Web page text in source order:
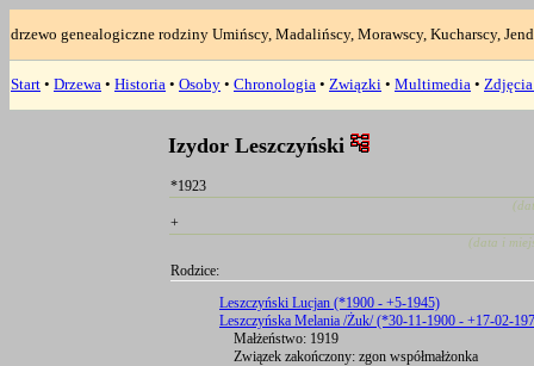
drzewo genealogiczne rodziny Umińscy, Madalińscy, Morawscy, Kucharscy,
Start • Drzewa • Historia • Osoby • Chronologia • Związki • Multimedia •
Izydor Leszczyński
*1923
+
(data i
Rodzice:
Leszczyński Lucjan (*1900 - +5-1945)
Leszczyńska Melania /Żuk/ (*30-11-1900 - +17-02-
Małżeństwo: 1919
Związek zakończony: zgon współmałżonka